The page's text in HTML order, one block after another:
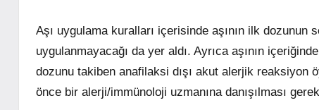
Aşı uygulama kuralları içerisinde aşının ilk dozunun
uygulanmayacağı da yer aldı. Ayrıca aşının
dozunu takiben anafilaksi dışı akut alerjik reaksiyon
önce bir alerji/immünoloji uzmanına danışılması